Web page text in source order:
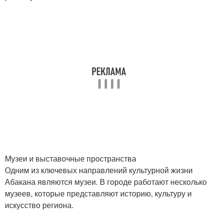
Музеи и выставочные пространства
Одним из ключевых направлений культурной жизни
Абакана являются музеи. В городе работают несколько
музеев, которые представляют историю, культуру и
искусство региона.